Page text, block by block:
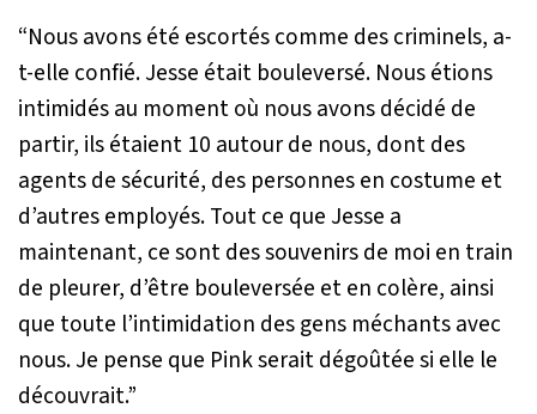
“Nous avons été escortés comme des criminels, a-
t-elle confié.Jesse était bouleversé. Nous étions
intimidés au moment où nous avons décidé de
partir, ils étaient 10 autour de nous, dont des
agents de sécurité, des personnes en costume et
d’autres employés. Tout ce que Jesse a
maintenant, ce sont des souvenirs de moi en train
de pleurer, d’être bouleversée et en colère, ainsi
que toute l’intimidation des gens méchants avec
nous. Je pense que Pink serait dégoûtée si elle le
découvrait.”